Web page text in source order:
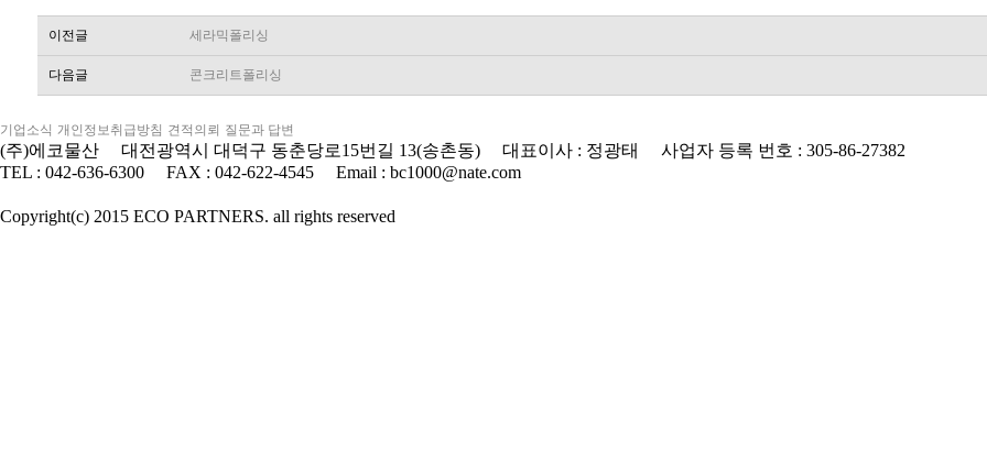
이전글 세라믹폴리싱
다음글 콘크리트폴리싱
기업소식 개인정보취급방침 견적의뢰 질문과 답변
(주)에코물산 대전광역시 대덕구 동춘당로15번길 13(송촌동) 대표이사 : 정광태 사업자 등록 번호 : 305-86-27382
TEL : 042-636-6300 FAX : 042-622-4545 Email : bc1000@nate.com
Copyright(c) 2015 ECO PARTNERS. all rights reserved